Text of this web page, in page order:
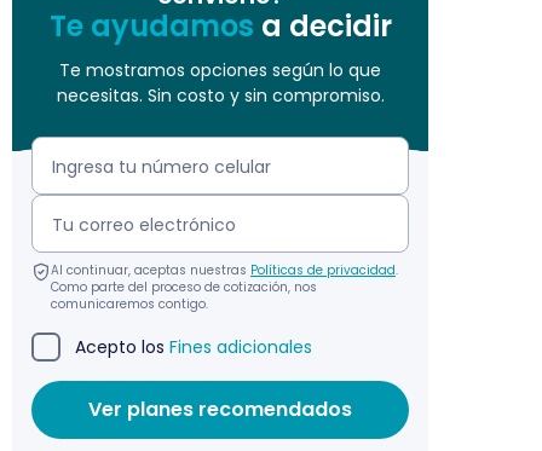
Te ayudamos a decidir
Te mostramos opciones según lo que
necesitas. Sin costo y sin compromiso.
Al continuar, aceptas nuestras Políticas de privacidad.
Como parte del proceso de cotización, nos
comunicaremos contigo.
Acepto los Fines adicionales